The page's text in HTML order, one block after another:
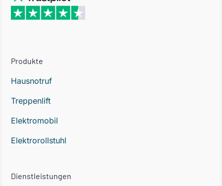
Produkte
Hausnotruf
Treppenlift
Elektromobil
Elektrorollstuhl
Dienstleistungen